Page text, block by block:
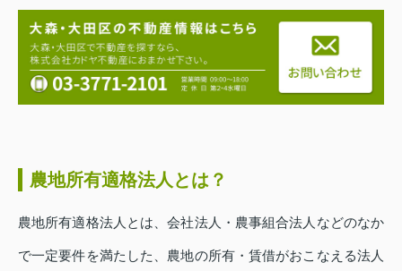
農地所有適格法人とは？
農地所有適格法人とは、会社法人・農事組合法人などのなか
で一定要件を満たした、農地の所有・賃借がおこなえる法人